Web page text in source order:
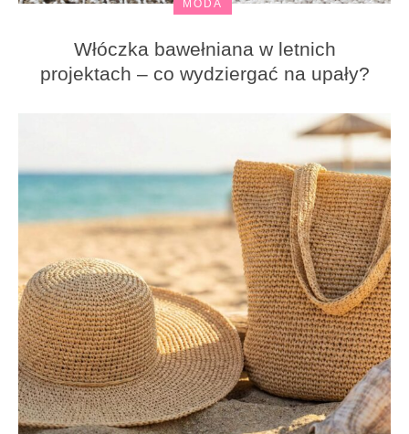
MODA
Włóczka bawełniana w letnich
projektach – co wydziergać na upały?